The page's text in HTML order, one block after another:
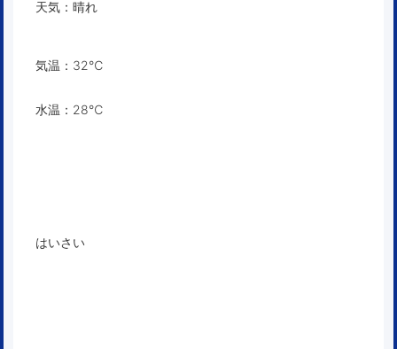
天気：晴れ
気温：32℃
水温：28℃
はいさい